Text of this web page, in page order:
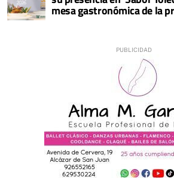
mesa gastronómica de la